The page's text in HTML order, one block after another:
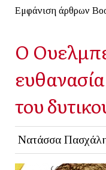
Εμφάνιση άρθρων
Ο
του
Νατάσσα